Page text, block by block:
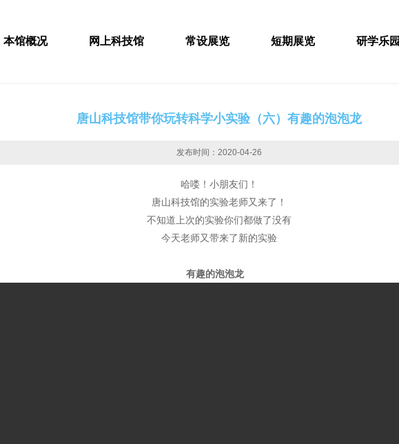
本馆概况 网上科技馆 常设展览 短期展览 研学乐园
唐山科技馆带你玩转科学小实验（六）有趣的泡泡龙
发布时间：2020-04-26
哈喽！小朋友们！
唐山科技馆的实验老师又来了！
不知道上次的实验你们都做了没有
今天老师又带来了新的实验
有趣的泡泡龙